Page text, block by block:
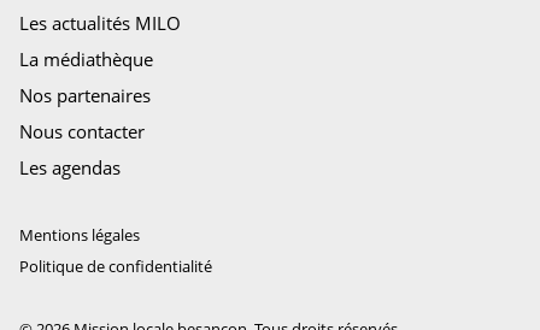
Les actualités MILO
La médiathèque
Nos partenaires
Nous contacter
Les agendas
Mentions légales
Politique de confidentialité